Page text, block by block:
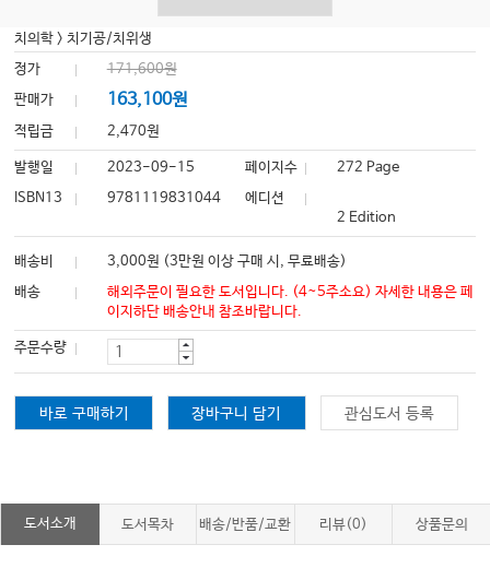
치의학 >치기공/치위생
정가
171,600원
판매가
163,100원
적립금 2,470원
발행일 2023-09-15 페이지수
272 Page
ISBN13
9781119831044
에디션
2 Edition
배송비
3,000원 (3만원 이상 구매 시, 무료배송)
배송
해외주문이 필요한 도서입니다. (4~5주소요) 자세한 내용은 페
이지하단 배송안내 참조바랍니다.
주문수량
바로 구매하기 장바구니 담기 관심도서 등록
도서소개 도서목차 배송/반품/교환 리뷰(0) 상품문의